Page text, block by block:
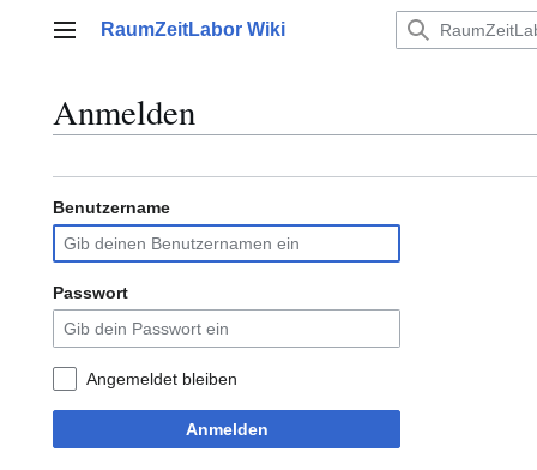
Hauptmenü
RaumZeitLabor Wiki
Anmelden
Benutzername
Passwort
Angemeldet bleiben
Anmelden